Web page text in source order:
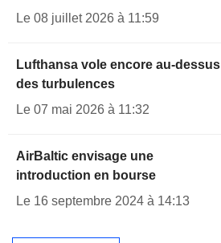
Le 08 juillet 2026 à 11:59
Lufthansa vole encore au-dessus
des turbulences
Le 07 mai 2026 à 11:32
AirBaltic envisage une
introduction en bourse
Le 16 septembre 2024 à 14:13